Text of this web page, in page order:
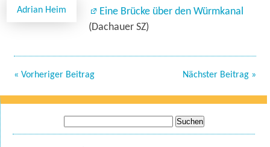
Adrian Heim
Eine Brücke über den Würmkanal
(Dachauer SZ)
« Vorheriger Beitrag Nächster Beitrag »
nach: